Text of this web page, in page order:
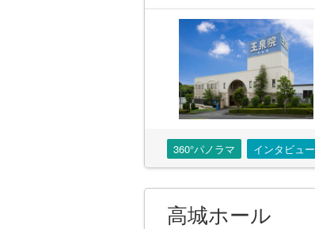
360°パノラマ インタビュー
高城ホール